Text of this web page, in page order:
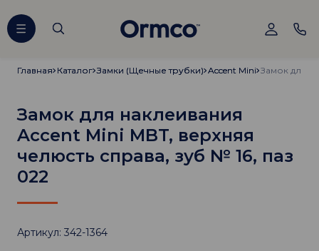
Главная
Главная Каталог
Каталог Замки (Щечные трубки)
Замки (Щечные трубки) Accent Mini
Accent Mini
Замок для наклеивания
Accent Mini MBT, верхняя
челюсть справа, зуб № 16, паз
022
Артикул: 342-1364